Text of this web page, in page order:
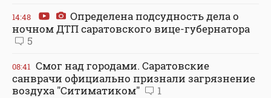
14:48
Определена подсудность дела о
ночном ДТП саратовского вице-губернатора
5
08:41 Смог над городами. Саратовские
санврачи официально признали загрязнение
воздуха "Ситиматиком"
1